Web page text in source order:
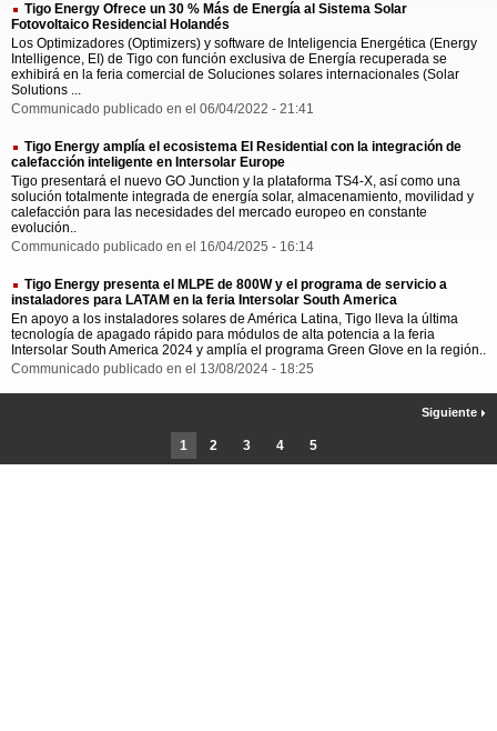
Tigo Energy Ofrece un 30 % Más de Energía al Sistema Solar
Fotovoltaico Residencial Holandés
Los Optimizadores (Optimizers) y software de Inteligencia Energética (Energy
Intelligence, EI) de Tigo con función exclusiva de Energía recuperada se
exhibirá en la feria comercial de Soluciones solares internacionales (Solar
Solutions ...
Communicado publicado en el 06/04/2022 - 21:41
Tigo Energy amplía el ecosistema EI Residential con la integración de
calefacción inteligente en Intersolar Europe
Tigo presentará el nuevo GO Junction y la plataforma TS4-X, así como una
solución totalmente integrada de energía solar, almacenamiento, movilidad y
calefacción para las necesidades del mercado europeo en constante
evolución..
Communicado publicado en el 16/04/2025 - 16:14
Tigo Energy presenta el MLPE de 800W y el programa de servicio a
instaladores para LATAM en la feria Intersolar South America
En apoyo a los instaladores solares de América Latina, Tigo lleva la última
tecnología de apagado rápido para módulos de alta potencia a la feria
Intersolar South America 2024 y amplía el programa Green Glove en la región..
Communicado publicado en el 13/08/2024 - 18:25
1 2 3 4 5
Siguiente